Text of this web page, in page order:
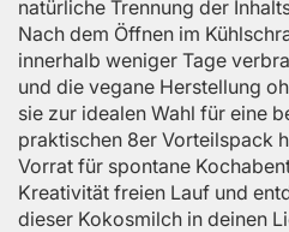
natürliche Trennung der
Nach dem Öffnen im
innerhalb weniger Tage
und die vegane Herstellung
sie zur idealen Wahl für eine
praktischen 8er Vorteilspack
Vorrat für spontane
Kreativität freien Lauf und
dieser Kokosmilch in deinen